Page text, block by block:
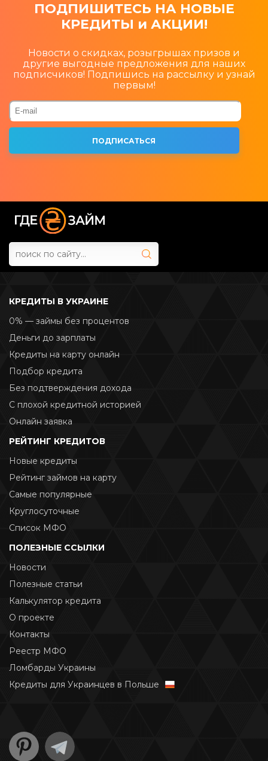
ПОДПИШИТЕСЬ НА НОВЫЕ
КРЕДИТЫ и АКЦИИ!
Новости о скидках, розыгрышах призов и
другие выгодные предложения для наших
подписчиков! Подпишись на рассылку и узнай
первым!
КРЕДИТЫ В УКРАИНЕ
0% — займы без процентов
Деньги до зарплаты
Кредиты на карту онлайн
Подбор кредита
Без подтверждения дохода
С плохой кредитной историей
Онлайн заявка
РЕЙТИНГ КРЕДИТОВ
Новые кредиты
Рейтинг займов на карту
Самые популярные
Круглосуточные
Список МФО
ПОЛЕЗНЫЕ ССЫЛКИ
Новости
Полезные статьи
Калькулятор кредита
О проекте
Контакты
Реестр МФО
Ломбарды Украины
Кредиты для Украинцев в Польше